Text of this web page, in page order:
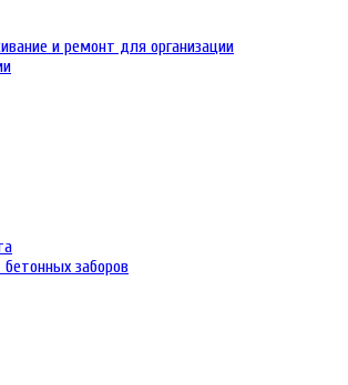
и ремонт для организации
заборов